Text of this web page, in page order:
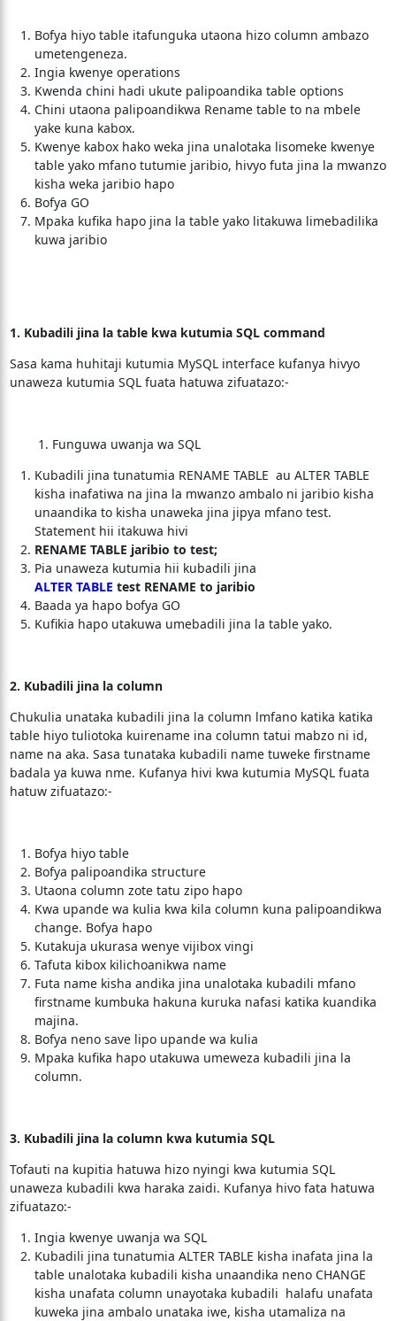
Bofya hiyo table itafunguka utaona hizo column ambazo
umetengeneza.
Ingia kwenye operations
Kwenda chini hadi ukute palipoandika table options
Chini utaona palipoandikwa Rename table to na mbele
yake kuna kabox.
Kwenye kabox hako weka jina unalotaka lisomeke kwenye
table yako mfano tutumie jaribio, hivyo futa jina la mwanzo
kisha weka jaribio hapo
Bofya GO
Mpaka kufika hapo jina la table yako litakuwa limebadilika
kuwa jaribio
1. Kubadili jina la table kwa kutumia SQL command
Sasa kama huhitaji kutumia MySQL interface kufanya hivyo
unaweza kutumia SQL fuata hatuwa zifuatazo:-
1. Funguwa uwanja wa SQL
Kubadili jina tunatumia RENAME TABLE au ALTER TABLE
kisha inafatiwa na jina la mwanzo ambalo ni jaribio kisha
unaandika to kisha unaweka jina jipya mfano test.
Statement hii itakuwa hivi
RENAME TABLE jaribio to test;
Pia unaweza kutumia hii kubadili jina
ALTER TABLE test RENAME to jaribio
Baada ya hapo bofya GO
Kufikia hapo utakuwa umebadili jina la table yako.
2. Kubadili jina la column
Chukulia unataka kubadili jina la column lmfano katika katika
table hiyo tuliotoka kuirename ina column tatui mabzo ni id,
name na aka. Sasa tunataka kubadili name tuweke firstname
badala ya kuwa nme. Kufanya hivi kwa kutumia MySQL fuata
hatuw zifuatazo:-
Bofya hiyo table
Bofya palipoandika structure
Utaona column zote tatu zipo hapo
Kwa upande wa kulia kwa kila column kuna palipoandikwa
change. Bofya hapo
Kutakuja ukurasa wenye vijibox vingi
Tafuta kibox kilichoanikwa name
Futa name kisha andika jina unalotaka kubadili mfano
firstname kumbuka hakuna kuruka nafasi katika kuandika
majina.
Bofya neno save lipo upande wa kulia
Mpaka kufika hapo utakuwa umeweza kubadili jina la
column.
3. Kubadili jina la column kwa kutumia SQL
Tofauti na kupitia hatuwa hizo nyingi kwa kutumia SQL
unaweza kubadili kwa haraka zaidi. Kufanya hivo fata hatuwa
zifuatazo:-
Ingia kwenye uwanja wa SQL
Kubadili jina tunatumia ALTER TABLE kisha inafata jina la
table unalotaka kubadili kisha unaandika neno CHANGE
kisha unafata column unayotaka kubadili halafu unafata
kuweka jina ambalo unataka iwe, kisha utamaliza na